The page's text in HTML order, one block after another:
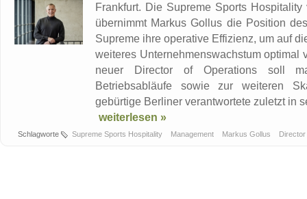
Frankfurt. Die Supreme Sports
übernimmt Markus Gollus die Position
Supreme ihre operative Effizienz, um auf
weiteres Unternehmenswachstum optimal
neuer Director of Operations soll
Betriebsabläufe sowie zur weiteren
gebürtige Berliner verantwortete zuletzt in
weiterlesen »
Schlagworte Supreme Sports Hospitality Management Markus Gollus